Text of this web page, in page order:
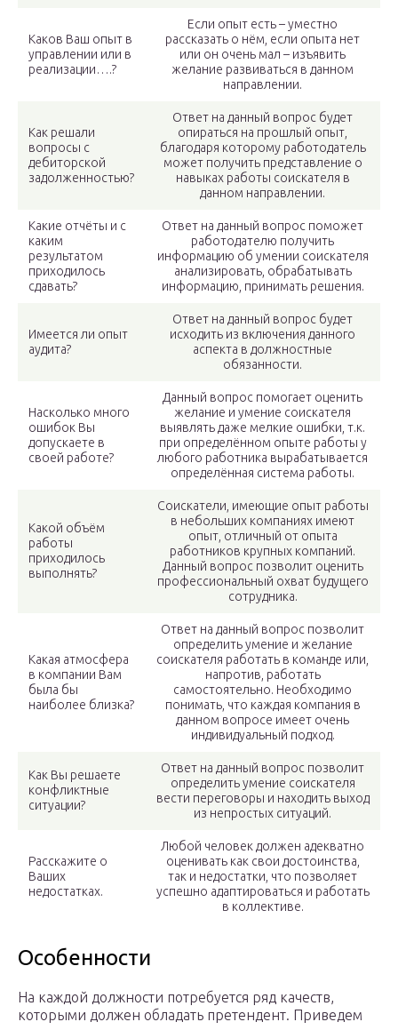
Каков Ваш опыт в
управлении или в
реализации….?
Если опыт есть – уместно
рассказать о нём, если опыта нет
или он очень мал – изъявить
желание развиваться в данном
направлении.
Как решали
вопросы с
дебиторской
задолженностью?
Ответ на данный вопрос будет
опираться на прошлый опыт,
благодаря которому работодатель
может получить представление о
навыках работы соискателя в
данном направлении.
Какие отчёты и с
каким
результатом
приходилось
сдавать?
Ответ на данный вопрос поможет
работодателю получить
информацию об умении соискателя
анализировать, обрабатывать
информацию, принимать решения.
Имеется ли опыт
аудита?
Ответ на данный вопрос будет
исходить из включения данного
аспекта в должностные
обязанности.
Насколько много
ошибок Вы
допускаете в
своей работе?
Данный вопрос помогает оценить
желание и умение соискателя
выявлять даже мелкие ошибки, т.к.
при определённом опыте работы у
любого работника вырабатывается
определённая система работы.
Какой объём
работы
приходилось
выполнять?
Соискатели, имеющие опыт работы
в небольших компаниях имеют
опыт, отличный от опыта
работников крупных компаний.
Данный вопрос позволит оценить
профессиональный охват будущего
сотрудника.
Какая атмосфера
в компании Вам
была бы
наиболее близка?
Ответ на данный вопрос позволит
определить умение и желание
соискателя работать в команде или,
напротив, работать
самостоятельно. Необходимо
понимать, что каждая компания в
данном вопросе имеет очень
индивидуальный подход.
Как Вы решаете
конфликтные
ситуации?
Ответ на данный вопрос позволит
определить умение соискателя
вести переговоры и находить выход
из непростых ситуаций.
Расскажите о
Ваших
недостатках.
Любой человек должен адекватно
оценивать как свои достоинства,
так и недостатки, что позволяет
успешно адаптироваться и работать
в коллективе.
Особенности
На каждой должности потребуется ряд качеств,
которыми должен обладать претендент. Приведем